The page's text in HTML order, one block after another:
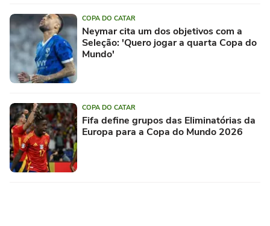
COPA DO CATAR
Neymar cita um dos objetivos com a
Seleção: 'Quero jogar a quarta Copa do
Mundo'
COPA DO CATAR
Fifa define grupos das Eliminatórias da
Europa para a Copa do Mundo 2026